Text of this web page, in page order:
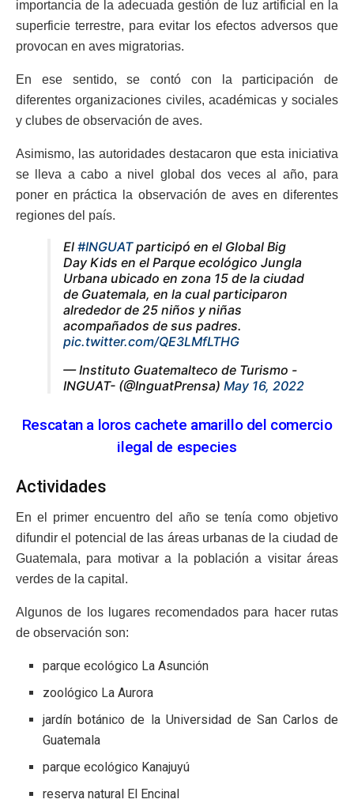
importancia de la adecuada gestión de luz artificial en la
superficie terrestre, para evitar los efectos adversos que
provocan en aves migratorias.
En ese sentido, se contó con la participación de
diferentes organizaciones civiles, académicas y sociales
y clubes de observación de aves.
Asimismo, las autoridades destacaron que esta iniciativa
se lleva a cabo a nivel global dos veces al año, para
poner en práctica la observación de aves en diferentes
regiones del país.
El #INGUATparticipó en el Global Big
Day Kids en el Parque ecológico Jungla
Urbana ubicado en zona 15 de la ciudad
de Guatemala, en la cual participaron
alrededor de 25 niños y niñas
acompañados de sus padres.
pic.twitter.com/QE3LMfLTHG
— Instituto Guatemalteco de Turismo -
INGUAT- (@InguatPrensa) May 16, 2022
Rescatan a loros cachete amarillo del comercio
ilegal de especies
Actividades
En el primer encuentro del año se tenía como objetivo
difundir el potencial de las áreas urbanas de la ciudad de
Guatemala, para motivar a la población a visitar áreas
verdes de la capital.
Algunos de los lugares recomendados para hacer rutas
de observación son:
parque ecológico La Asunción
zoológico La Aurora
jardín botánico de la Universidad de San Carlos de
Guatemala
parque ecológico Kanajuyú
reserva natural El Encinal